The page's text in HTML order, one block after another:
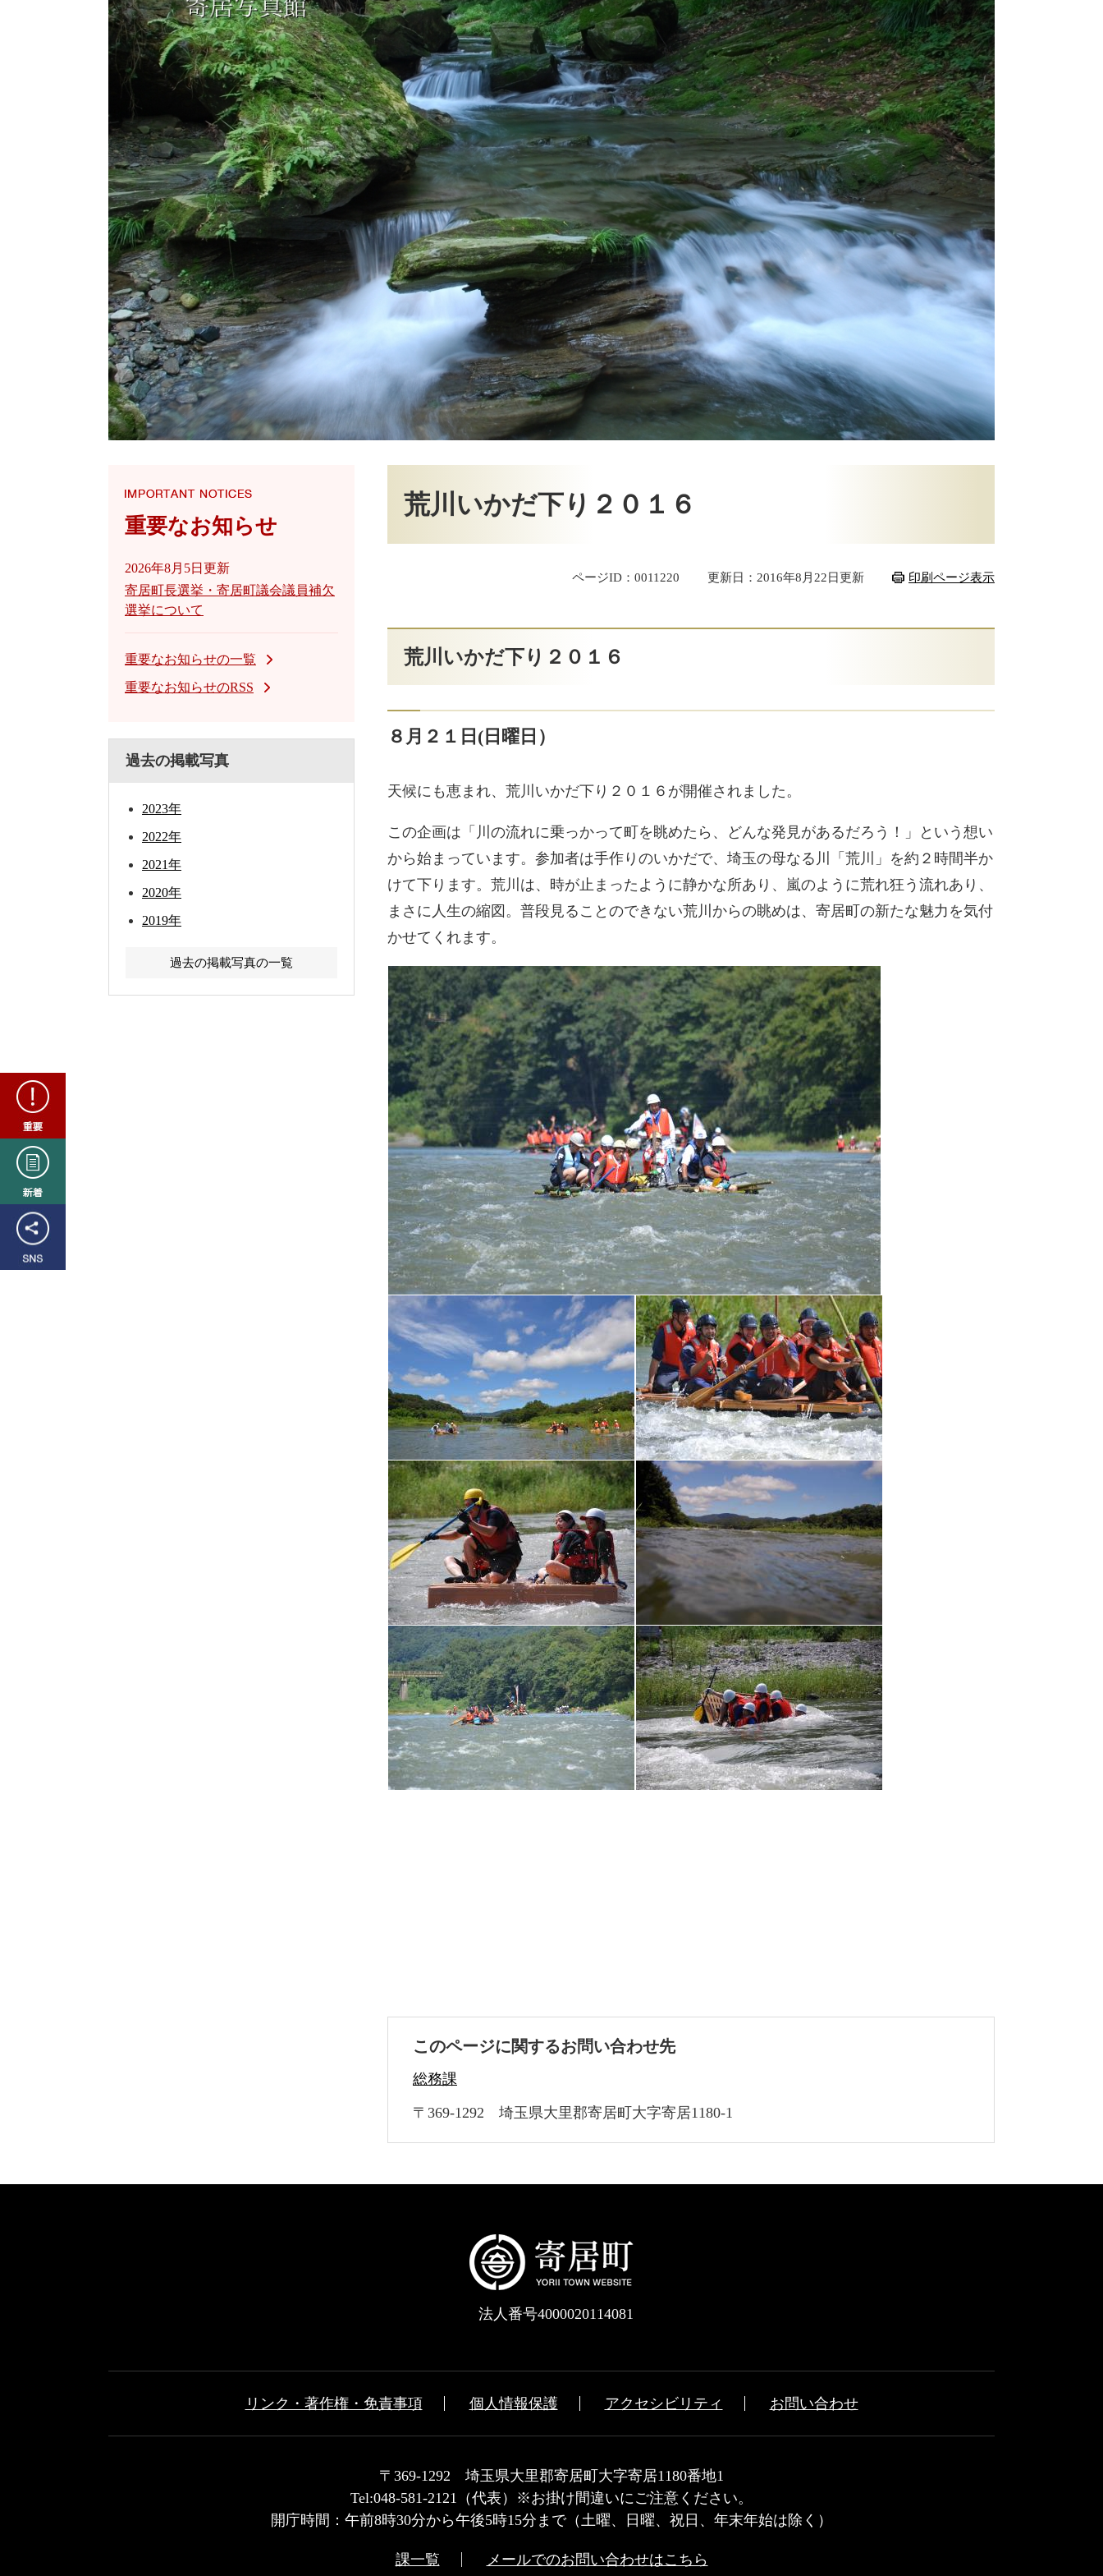
SNS
荒川いかだ下り２０１６
ページID：0011220 更新日：2016年8月22日更新 印刷ページ表示
荒川いかだ下り２０１６
８月２１日(日曜日）
天候にも恵まれ、荒川いかだ下り２０１６が開催されました。
この企画は「川の流れに乗っかって町を眺めたら、どんな発見があるだろう！」という想い
から始まっています。参加者は手作りのいかだで、埼玉の母なる川「荒川」を約２時間半か
けて下ります。荒川は、時が止まったように静かな所あり、嵐のように荒れ狂う流れあり、
まさに人生の縮図。普段見ることのできない荒川からの眺めは、寄居町の新たな魅力を気付
かせてくれます。
このページに関するお問い合わせ先
総務課
〒369-1292 埼玉県大里郡寄居町大字寄居1180-1
重要なお知らせ
2026年8月5日更新
寄居町長選挙・寄居町議会議員補欠
選挙について
重要なお知らせの一覧
重要なお知らせのRSS
過去の掲載写真
2023年
2022年
2021年
2020年
2019年
過去の掲載写真の一覧
法人番号4000020114081
リンク・著作権・免責事項 個人情報保護 アクセシビリティ お問い合わせ
〒369-1292 埼玉県大里郡寄居町大字寄居1180番地1
Tel:048-581-2121（代表）※お掛け間違いにご注意ください。
開庁時間：午前8時30分から午後5時15分まで（土曜、日曜、祝日、年末年始は除く）
課一覧 メールでのお問い合わせはこちら